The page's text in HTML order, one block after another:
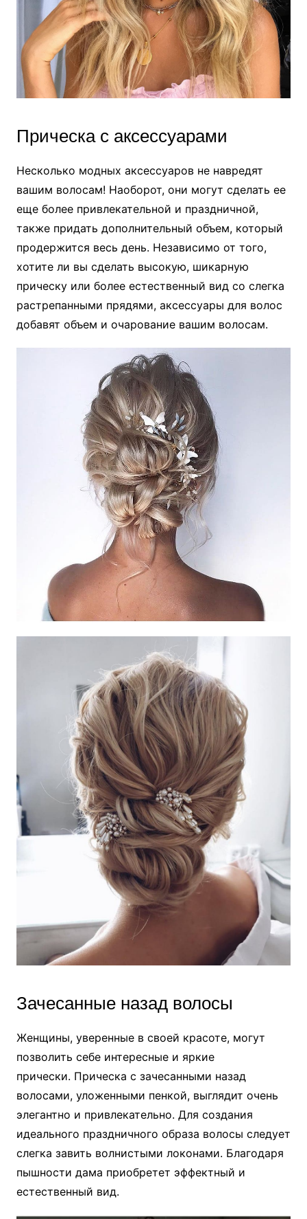
Прическа с аксессуарами
Несколько модных аксессуаров не навредят
вашим волосам! Наоборот, они могут сделать ее
еще более привлекательной и праздничной,
также придать дополнительный объем, который
продержится весь день. Независимо от того,
хотите ли вы сделать высокую, шикарную
прическу или более естественный вид со слегка
растрепанными прядями, аксессуары для волос
добавят объем и очарование вашим волосам.
Зачесанные назад волосы
Женщины, уверенные в своей красоте, могут
позволить себе интересные и яркие
прически. Прическа с зачесанными назад
волосами, уложенными пенкой, выглядит очень
элегантно и привлекательно. Для создания
идеального праздничного образа волосы следует
слегка завить волнистыми локонами. Благодаря
пышности дама приобретет эффектный и
естественный вид.